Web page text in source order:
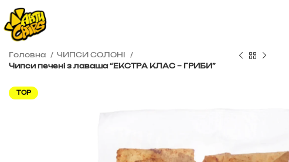
Головна
ЧИПСИ СОЛОНІ
Чипси печені з лаваша “ЕКСТРА КЛАС – ГРИБИ”
грн
TOP